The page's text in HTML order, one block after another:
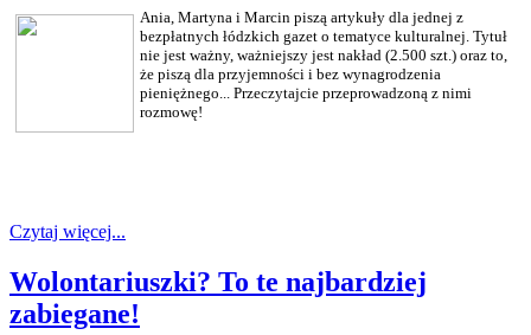
Ania, Martyna i Marcin piszą artykuły dla jednej z
bezpłatnych łódzkich gazet o tematyce kulturalnej. Tytuł
nie jest ważny, ważniejszy jest nakład (2.500 szt.) oraz to,
że piszą dla przyjemności i bez wynagrodzenia
pieniężnego... Przeczytajcie przeprowadzoną z nimi
rozmowę!
Czytaj więcej...
Wolontariuszki? To te najbardziej
zabiegane!